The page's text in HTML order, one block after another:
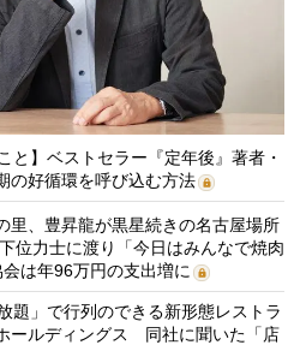
と】ベストセラー『定年後』著者・
の好循環を呼び込む方法
里、豊昇龍が黒星続きの名古屋場所
位力士に渡り「今日はみんなで焼肉
は年96万円の支出増に
題」で行列のできる新形態レストラ
ールディングス 同社に聞いた「店